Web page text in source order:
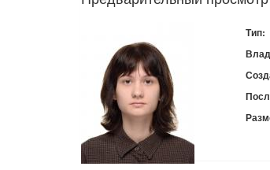
Тип: